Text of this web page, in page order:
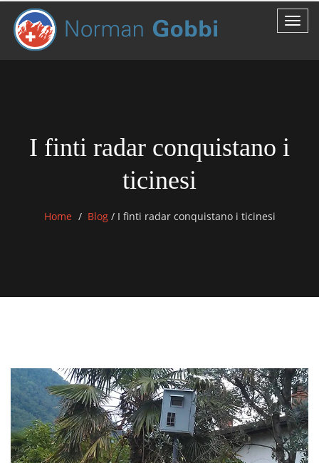
I finti radar conquistano i
ticinesi
Home Blog /I finti radar conquistano i ticinesi